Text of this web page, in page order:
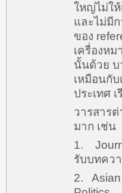
ใหญ่ไม่ใ
และไม่มี
ของ
เครื่องห
นั้นด้วย บ
เหมือนกั
ประเทศ
วารสาร
มาก เช่น
1.
รับบทคว
2. Asian